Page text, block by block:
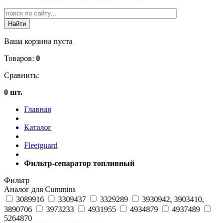
Ваша корзина пуста
Товаров: 0
Сравнить:
0 шт.
Главная
Каталог
Fleetguard
Фильтр-сепаратор топливный
Фильтр
Аналог для Cummins
3089916
3309437 3329289
3930942, 3903410,
3890706
3973233 4931955 4934879
4937489
5264870